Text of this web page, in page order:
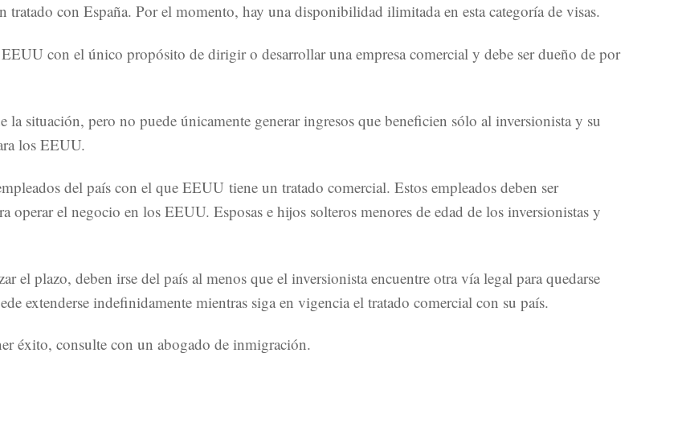
con España. Por el momento, hay una disponibilidad ilimitada en esta categoría de visas.
con el único propósito de dirigir o desarrollar una empresa comercial y debe ser dueño de por
la situación, pero no puede únicamente generar ingresos que beneficien sólo al inversionista y su
los EEUU.
del país con el que EEUU tiene un tratado comercial. Estos empleados deben ser
operar el negocio en los EEUU. Esposas e hijos solteros menores de edad de los inversionistas y
el plazo, deben irse del país al menos que el inversionista encuentre otra vía legal para quedarse
extenderse indefinidamente mientras siga en vigencia el tratado comercial con su país.
éxito, consulte con un abogado de inmigración.